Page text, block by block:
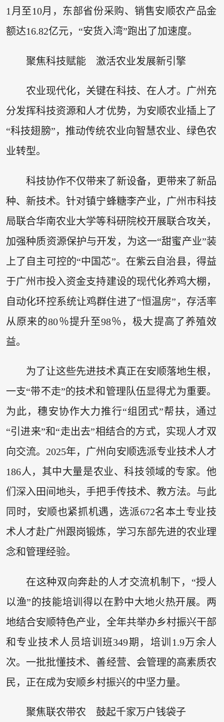
1月至10月，东部省份采购、销售安顺农产品金
额达16.82亿元，“安货入湾”跑出了加速度。
聚焦科技赋能 激活农业发展新引擎
农业现代化，关键在科技、在人才。广州充
分发挥科技资源和人才优势，为安顺农业插上了
“科技翅膀”，推动传统农业向智慧农业、绿色农
业转型。
科技协作不仅带来了新设备，更带来了新品
种、新技术。针对镇宁蜂糖李产业，广州市科技
局联合华南农业大学等科研院校开展联合攻关，
加强种质资源保护与开发，为这一“甜蜜产业”装
上了自主可控的“中国芯”。在紫云自治县，得益
于广州市投入资金支持建设的现代化养鸡大棚，
自动化环控系统让鸡群住进了“恒温房”，存活率
从原来的80％提升至98％，极大提高了养殖效
益。
为了让这些先进技术真正在安顺落地生根，
一支“带不走”的技术和管理队伍显得尤为重要。
为此，穗安协作大力推行“组团式”帮扶，通过
“引进来”和“走出去”相结合的方式，实现人才双
向交流。2025年，广州向安顺选派专业技术人才
186人，其中大量是农业、科技领域的专家。他
们深入田间地头，手把手传技术、教方法。与此
同时，安顺也紧抓机遇，选派672名本土专业技
术人才赴广州跟岗锻炼，学习东部先进的农业理
念和管理经验。
在这种双向奔赴的人才交流机制下，“授人
以渔”的技能培训得以在黔中大地火热开展。两
地结合安顺特色产业，全年共举办乡村振兴干部
和专业技术人员培训班349期，培训1.9万余人
次。一批批懂技术、善经营、会管理的高素质农
民，正在成为安顺乡村振兴的中坚力量。
聚焦联农带农 鼓起千家万户钱袋子